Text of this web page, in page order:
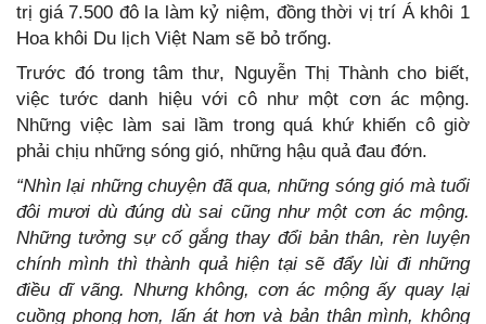
trị giá 7.500 đô la làm kỷ niệm, đồng thời vị trí Á khôi 1
Hoa khôi Du lịch Việt Nam sẽ bỏ trống.
Trước đó trong tâm thư, Nguyễn Thị Thành cho biết,
việc tước danh hiệu với cô như một cơn ác mộng.
Những việc làm sai lầm trong quá khứ khiến cô giờ
phải chịu những sóng gió, những hậu quả đau đớn.
“Nhìn lại những chuyện đã qua, những sóng gió mà tuổi
đôi mươi dù đúng dù sai cũng như một cơn ác mộng.
Những tưởng sự cố gắng thay đổi bản thân, rèn luyện
chính mình thì thành quả hiện tại sẽ đẩy lùi đi những
điều dĩ vãng. Nhưng không, cơn ác mộng ấy quay lại
cuồng phong hơn, lấn át hơn và bản thân mình, không